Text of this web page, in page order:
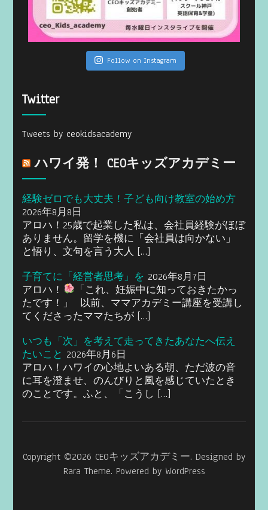
Follow on Instagram
Twitter
Tweets by ceokidsacademy
ハワイ発！ CEOキッズアカデミー
経験ゼロでも大丈夫！子ども向け教室の始め方
2026年8月8日
アロハ！25歳で起業した私は、会社員経験がほぼ
ありません。留学を機に「会社員は向かない」
と悟り、文句を言う大人 […]
子育てに「経営者思考」を 2026年8月7日
アロハ！
「これ、妊娠中に知っておきたかっ
たです！」 以前、ママアカデミー講座を受講し
てくださったママたちが […]
いつも「次」を考えて走ってきたあなたへ伝え
たいこと 2026年8月6日
アロハ！ハワイの心地よいある朝、ただ波の音
に耳を澄ませ、のんびりと風を感じていたとき
のことです。ふと、「こうし […]
Copyright ©2026 CEOキッズアカデミー. Designed by
Rara Theme. Powered by WordPress